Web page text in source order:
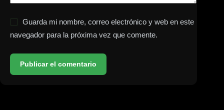
Guarda mi nombre, correo electrónico y web en este
navegador para la próxima vez que comente.
Publicar el comentario